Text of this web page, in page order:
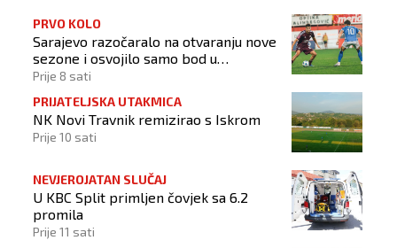
PRVO KOLO
Sarajevo razočaralo na otvaranju nove
sezone i osvojilo samo bod u
Vrapčićima
Prije 8 sati
PRIJATELJSKA UTAKMICA
NK Novi Travnik remizirao s Iskrom
Prije 10 sati
NEVJEROJATAN SLUČAJ
U KBC Split primljen čovjek sa 6.2
promila
Prije 11 sati